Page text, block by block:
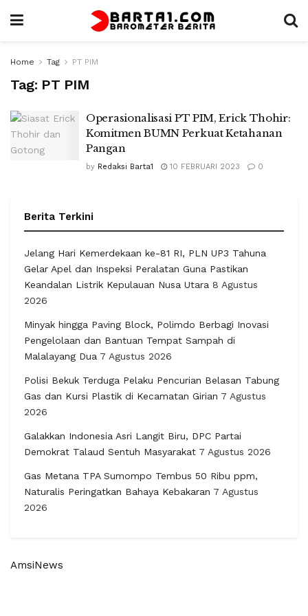
Home Tag PT PIM
Tag: PT PIM
Operasionalisasi PT PIM, Erick Thohir:
Komitmen BUMN Perkuat Ketahanan
Pangan
by Redaksi Barta1 10 FEBRUARI 2023 0
Berita Terkini
Jelang Hari Kemerdekaan ke-81 RI, PLN UP3 Tahuna
Gelar Apel dan Inspeksi Peralatan Guna Pastikan
Keandalan Listrik Kepulauan Nusa Utara 8 Agustus
2026
Minyak hingga Paving Block, Polimdo Berbagi Inovasi
Pengelolaan dan Bantuan Tempat Sampah di
Malalayang Dua 7 Agustus 2026
Polisi Bekuk Terduga Pelaku Pencurian Belasan Tabung
Gas dan Kursi Plastik di Kecamatan Girian 7 Agustus
2026
Galakkan Indonesia Asri Langit Biru, DPC Partai
Demokrat Talaud Sentuh Masyarakat 7 Agustus 2026
Gas Metana TPA Sumompo Tembus 50 Ribu ppm,
Naturalis Peringatkan Bahaya Kebakaran 7 Agustus
2026
AmsiNews